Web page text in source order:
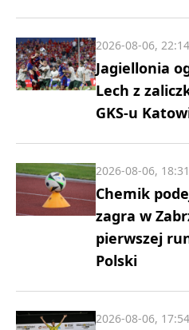
Jagiellonia
Lech z
GKS-u
2026-08-06, 22:14
Chemik
zagra w
pierwszej
Polski
2026-08-06, 18:31
2026-08-06, 17:54